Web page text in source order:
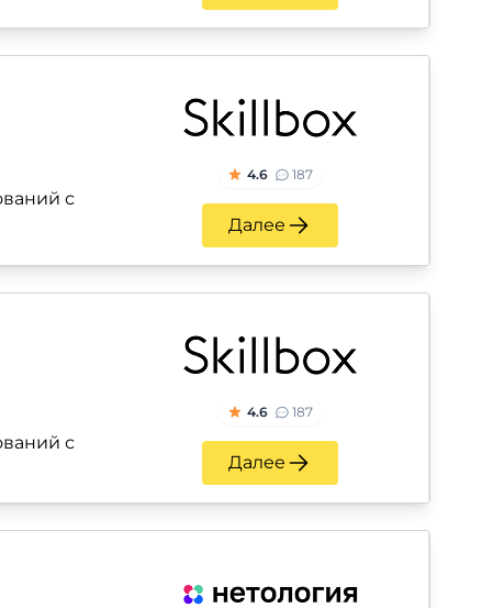
с
4.6 187
Далее
с
4.6 187
Далее